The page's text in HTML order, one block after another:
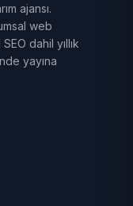
ajansı.
web
dahil yıllık
yayına